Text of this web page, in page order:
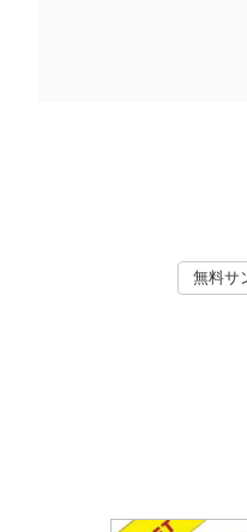
無料サ